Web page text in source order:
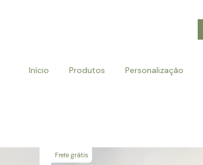
Início Produtos Personalização
Frete grátis